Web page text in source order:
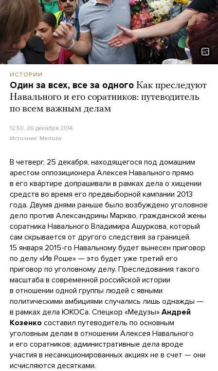
ИСТОРИИ
Один за всех, все за одного Как преследуют
Навального и его соратников: путеводитель
по всем важным делам
12:50, 26 декабря 2014
Источник: Meduza
В четверг, 25 декабря, находящегося под домашним
арестом оппозиционера Алексея Навального прямо
в его квартире допрашивали в рамках дела о хищении
средств во время его предвыборной кампании 2013
года. Двумя днями раньше было возбуждено уголовное
дело против Александрины Маркво, гражданской жены
соратника Навального Владимира Ашуркова, который
сам скрывается от другого следствия за границей.
15 января 2015-го Навальному будет вынесен приговор
по делу «Ив Роше» — это будет уже третий его
приговор по уголовному делу. Преследования такого
масштаба в современной российской истории
в отношении одной группы людей с явными
политическими амбициями случались лишь однажды —
в рамках дела ЮКОСа. Спецкор «Медузы» Андрей
Козенко составил путеводитель по основным
уголовным делам в отношении Алексея Навального
и его соратников; административные дела вроде
участия в несанкционированных акциях не в счет — они
исчисляются десятками.